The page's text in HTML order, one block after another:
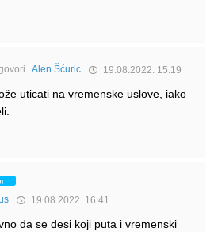
Alen Šćuric 19.08.2022. 15:19
uticati na vremenske uslove, iako
19.08.2022. 16:41
da se desi koji puta i vremenski